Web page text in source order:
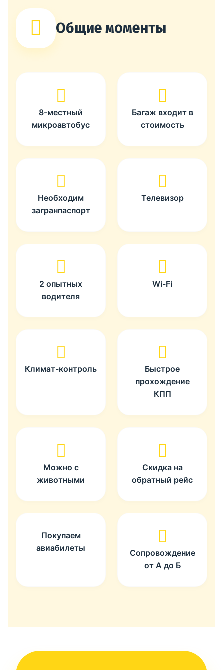
Общие моменты
8-местный
микроавтобус
Багаж входит в
стоимость
Необходим
загранпаспорт
Телевизор
2 опытных
водителя
Wi-Fi
Климат-контроль
Быстрое
прохождение
КПП
Можно с
животными
Скидка на
обратный рейс
Покупаем
авиабилеты
Сопровождение
от А до Б